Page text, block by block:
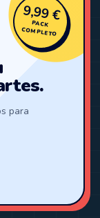
para
9,99 €
PACK
COMPLETO